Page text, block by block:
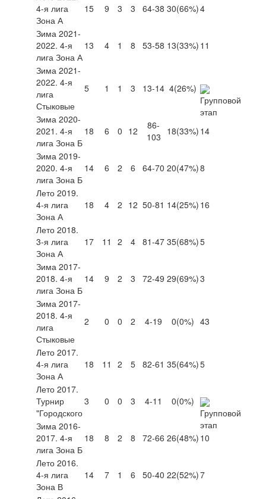
4-я лига
Зона А
15 9 3 3 64-38 30(66%)4
Зима 2021-
2022. 4-я
лига Зона А
13 4 1 8 53-58 13(33%) 11
Зима 2021-
2022. 4-я
лига
Стыковые
5 1 1 3 13-14 4(26%)
Зима 2020-
2021. 4-я
лига Зона Б
18 6 0 12
86-
103 18(33%) 14
Зима 2019-
2020. 4-я
лига Зона Б
14 6 2 6 64-70 20(47%)8
Лето 2019.
4-я лига
Зона А
18 4 2 12 50-81 14(25%) 16
Лето 2018.
3-я лига
Зона А
17 11 2 4 81-47 35(68%)5
Зима 2017-
2018. 4-я
лига Зона Б
14 9 2 3 72-49 29(69%)3
Зима 2017-
2018. 4-я
лига
Стыковые
2 0 0 2 4-19 0(0%) 43
Лето 2017.
4-я лига
Зона А
18 11 2 5 82-61 35(64%)5
Лето 2017.
Турнир
"Городского
3 0 0 3 4-11 0(0%)
Зима 2016-
2017. 4-я
лига Зона Б
18 8 2 8 72-66 26(48%) 10
Лето 2016.
4-я лига
Зона В
14 7 1 6 50-40 22(52%)7